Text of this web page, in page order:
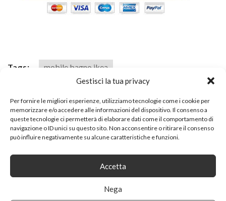
Gestisci la tua privacy
Per fornire le migliori esperienze, utilizziamo tecnologie come i cookie per
memorizzare e/o accedere alle informazioni del dispositivo. Il consenso a
queste tecnologie ci permetterà di elaborare dati come il comportamento di
navigazione o ID unici su questo sito. Non acconsentire o ritirare il consenso
può influire negativamente su alcune caratteristiche e funzioni.
Accetta
Nega
Tags: mobile bagno ikea
SHARE ON